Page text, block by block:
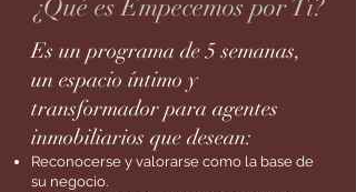
¿Qué es Empecemos por Ti?
Es un programa de 5 semanas,
un espacio íntimo y
transformador para agentes
inmobiliarios que desean:
Reconocerse y valorarse como la base de
su negocio.